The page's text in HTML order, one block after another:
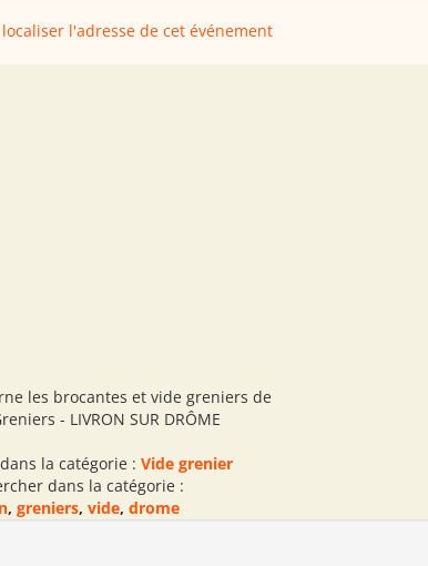
l'adresse de cet événement
les brocantes et vide greniers de
- LIVRON SUR DRÔME
la catégorie : Vide grenier
dans la catégorie :
, greniers, vide, drome